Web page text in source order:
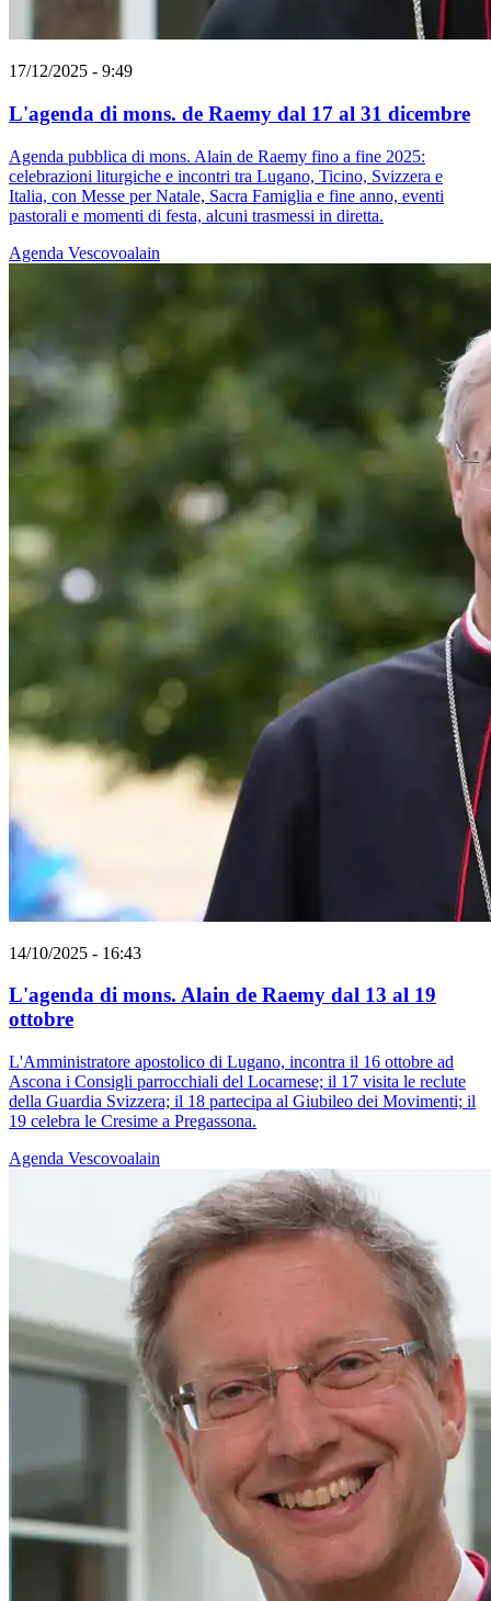
17/12/2025 - 9:49
L'agenda di mons. de Raemy dal 17 al 31 dicembre
Agenda pubblica di mons. Alain de Raemy fino a fine 2025:
celebrazioni liturgiche e incontri tra Lugano, Ticino, Svizzera e
Italia, con Messe per Natale, Sacra Famiglia e fine anno, eventi
pastorali e momenti di festa, alcuni trasmessi in diretta.
Agenda Vescovoalain
14/10/2025 - 16:43
L'agenda di mons. Alain de Raemy dal 13 al 19
ottobre
L'Amministratore apostolico di Lugano, incontra il 16 ottobre ad
Ascona i Consigli parrocchiali del Locarnese; il 17 visita le reclute
della Guardia Svizzera; il 18 partecipa al Giubileo dei Movimenti; il
19 celebra le Cresime a Pregassona.
Agenda Vescovoalain